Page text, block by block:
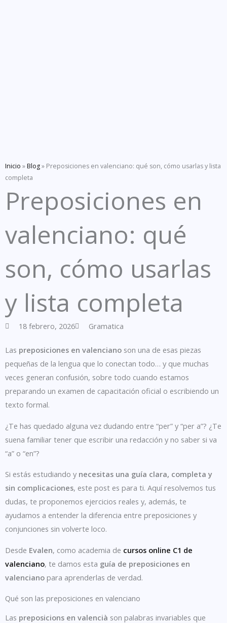
Inicio »Blog» Preposiciones en valenciano: qué son, cómo usarlas y lista
completa
Preposiciones en
valenciano: qué
son, cómo usarlas
y lista completa
18 febrero, 2026 Gramatica
Las preposiciones en valenciano son una de esas piezas
pequeñas de la lengua que lo conectan todo… y que muchas
veces generan confusión, sobre todo cuando estamos
preparando un examen de capacitación oficial o escribiendo un
texto formal.
¿Te has quedado alguna vez dudando entre “per” y “per a”? ¿Te
suena familiar tener que escribir una redacción y no saber si va
“a” o “en”?
Si estás estudiando y necesitas una guía clara, completa y
sin complicaciones, este post es para ti. Aquí resolvemos tus
dudas, te proponemos ejercicios reales y, además, te
ayudamos a entender la diferencia entre preposiciones y
conjunciones sin volverte loco.
Desde Evalen, como academia de cursos online C1 de
valenciano, te damos esta guía de preposiciones en
valenciano para aprenderlas de verdad.
Qué son las preposiciones en valenciano
Las preposicions en valencià son palabras invariables que